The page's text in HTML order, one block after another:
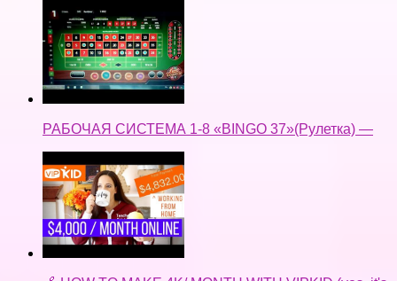
РАБОЧАЯ СИСТЕМА 1-8 «BINGO 37»(Рулетка) —